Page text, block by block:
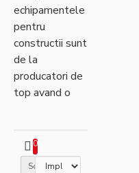
echipamentele
pentru
constructii sunt
de la
producatori de
top avand o
beneficiind de
preturi
0
Sortare